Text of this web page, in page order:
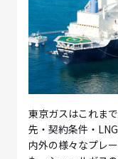
東京ガスはこれま
先・契約条件・
内外の様々なプレ